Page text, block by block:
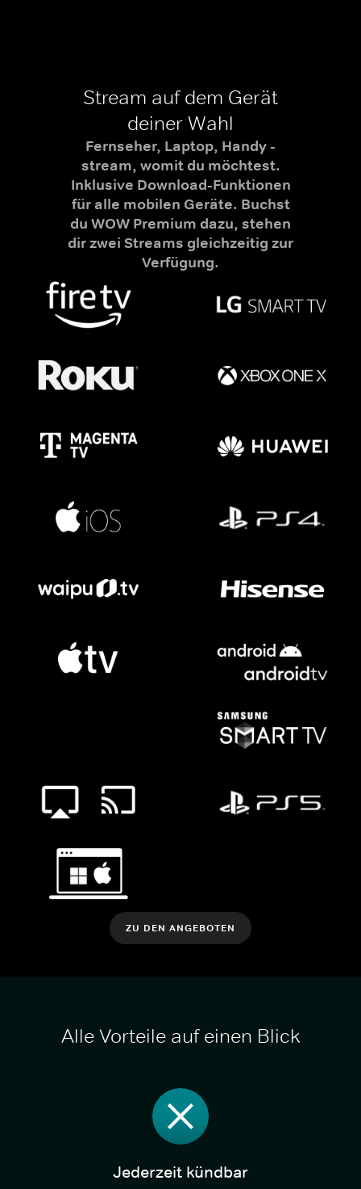
Stream auf dem Gerät
deiner Wahl
Fernseher, Laptop, Handy -
stream, womit du möchtest.
Inklusive Download-Funktionen
für alle mobilen Geräte. Buchst
du WOW Premium dazu, stehen
dir zwei Streams gleichzeitig zur
Verfügung.
ZU DEN ANGEBOTEN
Alle Vorteile auf einen Blick
Jederzeit kündbar